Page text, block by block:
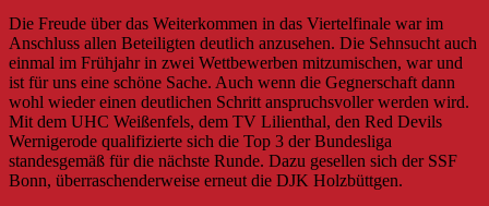
Die Freude über das Weiterkommen in das Viertelfinale war im
Anschluss allen Beteiligten deutlich anzusehen. Die Sehnsucht auch
einmal im Frühjahr in zwei Wettbewerben mitzumischen, war und
ist für uns eine schöne Sache. Auch wenn die Gegnerschaft dann
wohl wieder einen deutlichen Schritt anspruchsvoller werden wird.
Mit dem UHC Weißenfels, dem TV Lilienthal, den Red Devils
Wernigerode qualifizierte sich die Top 3 der Bundesliga
standesgemäß für die nächste Runde. Dazu gesellen sich der SSF
Bonn, überraschenderweise erneut die DJK Holzbüttgen.